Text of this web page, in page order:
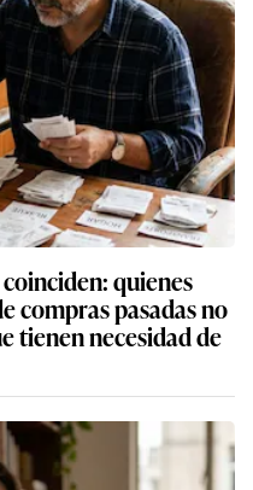
quienes
compras pasadas no
tienen necesidad de